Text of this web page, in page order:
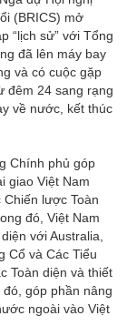
(BRICS) mở
“lịch sử” với Tổng
đã lên máy bay
và có cuộc gặp
đêm 24 sang rạng
về nước, kết thúc
Chính phủ góp
giao Việt Nam
lược Toàn
đó, Việt Nam
với Australia,
Cổ và Các Tiểu
Toàn diện và thiết
góp phần nâng
ngoài vào Việt